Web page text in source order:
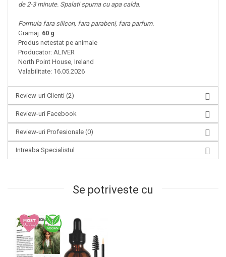
de 2-3 minute. Spalati spuma cu apa calda.
Formula fara silicon, fara parabeni, fara parfum.
Gramaj: 60 g
Produs netestat pe animale
Producator: ALIVER
North Point House, Ireland
Valabilitate: 16.05.2026
Review-uri Clienti (2)
Review-uri Facebook
Review-uri Profesionale (0)
Intreaba Specialistul
Se potriveste cu